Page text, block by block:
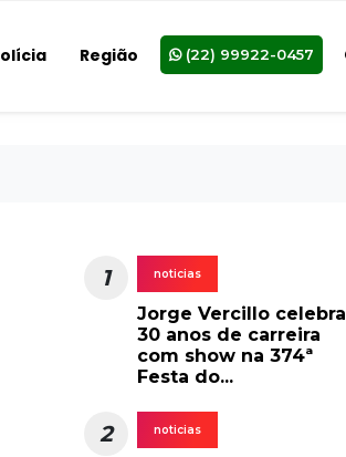
Região (22) 99922-0457
1 noticias
Jorge Vercillo celebra
30 anos de carreira
com show na 374ª
Festa do...
2 noticias